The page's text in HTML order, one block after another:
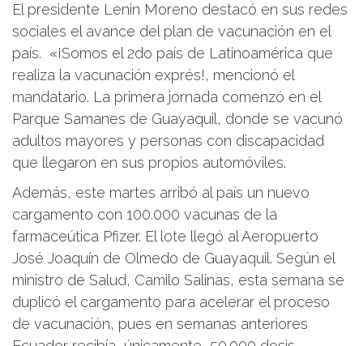
El presidente Lenin Moreno destacó en sus redes
sociales el avance del plan de vacunación en el
país. «¡Somos el 2do país de Latinoamérica que
realiza la vacunación exprés!, mencionó el
mandatario. La primera jornada comenzó en el
Parque Samanes de Guayaquil, donde se vacunó
adultos mayores y personas con discapacidad
que llegaron en sus propios automóviles.
Además, este martes arribó al país un nuevo
cargamento con 100.000 vacunas de la
farmaceútica Pfizer. El lote llegó al Aeropuerto
José Joaquín de Olmedo de Guayaquil. Según el
ministro de Salud, Camilo Salinas, esta semana se
duplicó el cargamento para acelerar el proceso
de vacunación, pues en semanas anteriores